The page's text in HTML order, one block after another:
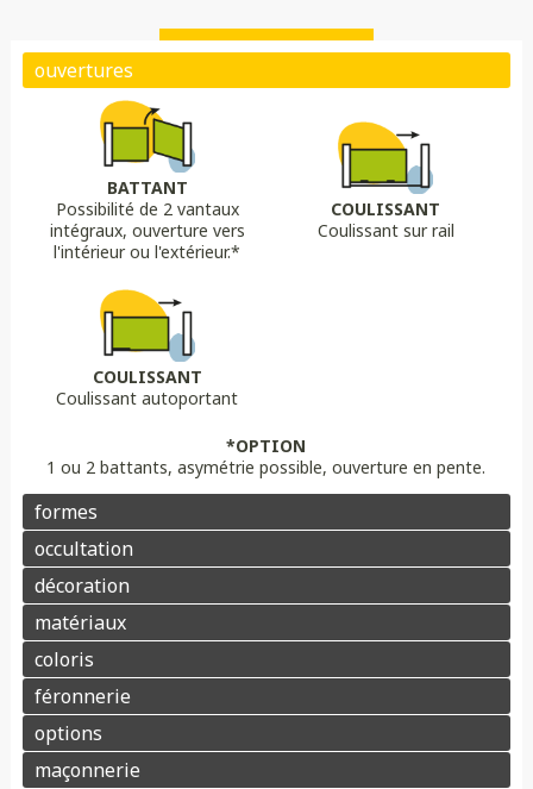
BATTANT
Possibilité de 2 vantaux
intégraux, ouverture vers
l'intérieur ou l'extérieur.*
COULISSANT
Coulissant sur rail
COULISSANT
Coulissant autoportant
*OPTION
1 ou 2 battants, asymétrie possible, ouverture en pente.
Biais bas Bombé inversé
Chapeau de gendarmeChapeau de gendarme inversé
Portail pleinPortail semi ajouré Portail ajouré
LAME
Lame 30 cm modulable
OPTION
lame ajourée
OPTION
Lame déco sur mesure
DÉCORS OPTIONS
AluminiumComposite
Pointes
Motorisation
Aluminium